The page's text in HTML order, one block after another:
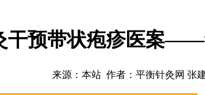
干预带状疱疹医案——
来源：本站 作者：平衡针灸网 张